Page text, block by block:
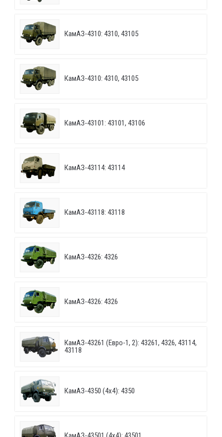
КамАЗ-4310: 4310, 43105
КамАЗ-4310: 4310, 43105
КамАЗ-43101: 43101, 43106
КамАЗ-43114: 43114
КамАЗ-43118: 43118
КамАЗ-4326: 4326
КамАЗ-4326: 4326
КамАЗ-43261 (Евро-1, 2): 43261, 4326, 43114,
43118
КамАЗ-4350 (4х4): 4350